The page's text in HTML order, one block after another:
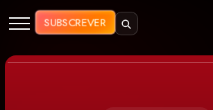
Muzik Plus AO -
SUBSCREVER